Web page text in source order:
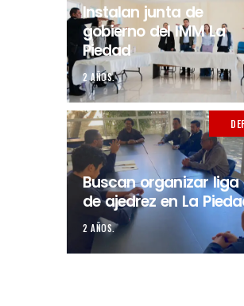
Instalan junta de
gobierno del IMM La
Piedad
2 AÑOS.
Buscan organizar liga
de ajedrez en La
2 AÑOS.